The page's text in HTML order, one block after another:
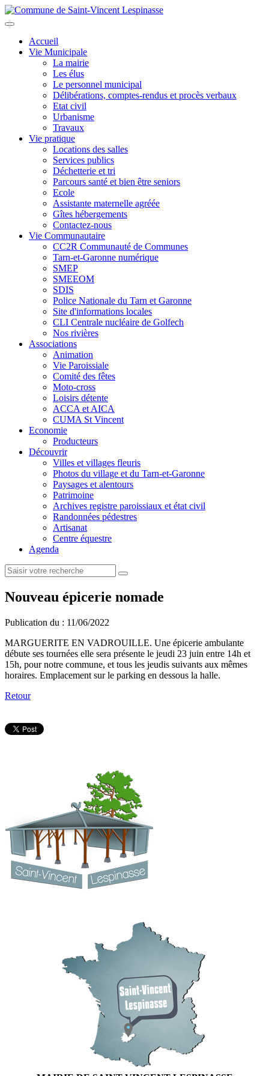
Aller
au
principal
Toggle
navigationAccueil
Vie Municipale
La mairie
Les élus
Le personnel municipal
Délibérations, comptes-rendus et procès verbaux
Etat civil
Urbanisme
Travaux
Vie pratique
Locations des salles
Services publics
Déchetterie et tri
Parcours santé et bien être seniors
Ecole
Assistante maternelle agréée
Gîtes hébergements
Contactez-nous
Vie Communautaire
CC2R Communauté de Communes
Tarn-et-Garonne numérique
SMEP
SMEEOM
SDIS
Police Nationale du Tarn et Garonne
Site d'informations locales
CLI Centrale nucléaire de Golfech
Nos rivières
Associations
Animation
Vie Paroissiale
Comité des fêtes
Moto-cross
Loisirs détente
ACCA et AICA
CUMA St Vincent
Economie
Producteurs
Découvrir
Villes et villages fleuris
Photos du village et du Tarn-et-Garonne
Paysages et alentours
Patrimoine
Archives registre paroissiaux et état civil
Randonnées pédestres
Artisanat
Centre équestre
Agenda
Nouveau épicerie nomade
Publication du : 11/06/2022
MARGUERITE EN VADROUILLE. Une épicerie ambulante
débute ses tournées elle sera présente le jeudi 23 juin entre 14h et
15h, pour notre commune, et tous les jeudis suivants aux mêmes
horaires. Emplacement sur le parking en dessous la halle.
Retour